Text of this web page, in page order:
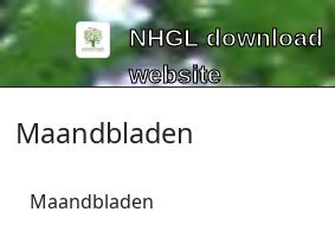
Naar de inhoud
NHGL download
website
Maandbladen
Maandbladen